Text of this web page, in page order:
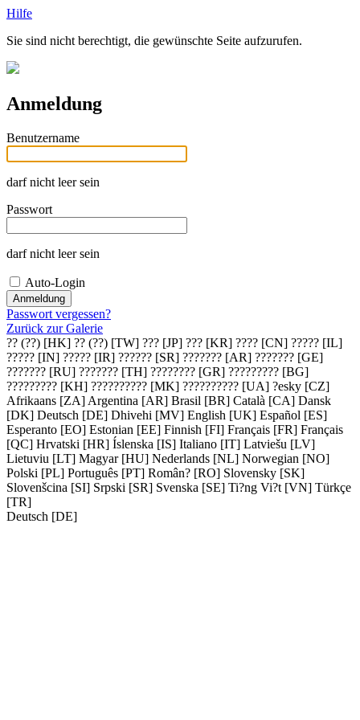
Hilfe
Sie sind nicht berechtigt, die gewünschte Seite aufzurufen.
Anmeldung
Benutzername
darf nicht leer sein
Passwort
darf nicht leer sein
Auto-Login
Passwort vergessen?
Zurück zur Galerie
?? (??) [HK] ?? (??) [TW] ??? [JP] ??? [KR] ???? [CN] ????? [IL]
????? [IN] ????? [IR] ?????? [SR] ??????? [AR] ??????? [GE]
??????? [RU] ??????? [TH] ???????? [GR] ????????? [BG]
????????? [KH] ?????????? [MK] ?????????? [UA] ?esky [CZ]
Afrikaans [ZA] Argentina [AR] Brasil [BR] Català [CA] Dansk
[DK] Deutsch [DE] Dhivehi [MV] English [UK] Español [ES]
Esperanto [EO] Estonian [EE] Finnish [FI] Français [FR] Français
[QC] Hrvatski [HR] Íslenska [IS] Italiano [IT] Latviešu [LV]
Lietuviu [LT] Magyar [HU] Nederlands [NL] Norwegian [NO]
Polski [PL] Português [PT] Român? [RO] Slovensky [SK]
Slovenšcina [SI] Srpski [SR] Svenska [SE] Ti?ng Vi?t [VN] Türkçe
[TR]
Deutsch [DE]